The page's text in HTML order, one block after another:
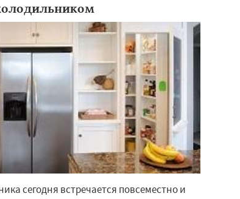
сегодня встречается повсеместно и